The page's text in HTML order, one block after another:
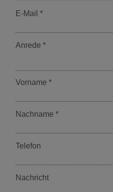
E-Mail
Anrede
Vorname
Nachname
Telefon
Nachricht